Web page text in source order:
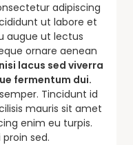
adipiscing
ut labore et
augue ut lectus
ornare aenean
lacus sed viverra
fermentum dui.
Tincidunt id
mauris sit amet
enim eu turpis.
sed.